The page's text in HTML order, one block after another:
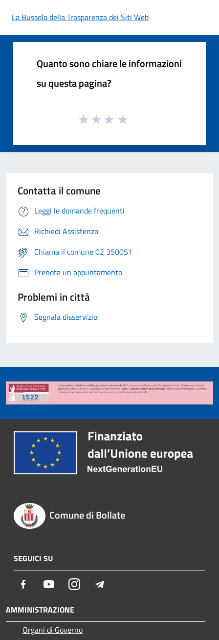
La Bussola della Trasparenza dei Siti Web
Quanto sono chiare le informazioni
su questa pagina?
Contatta il comune
Leggi le domande frequenti
Richiedi Assistenza
Chiama il comune 02 350051
Prenota un appuntamento
Problemi in città
Segnala disservizio
Comune di Bollate
SEGUICI SU
Facebook YoutubeInstagram
AMMINISTRAZIONE
Organi di Governo